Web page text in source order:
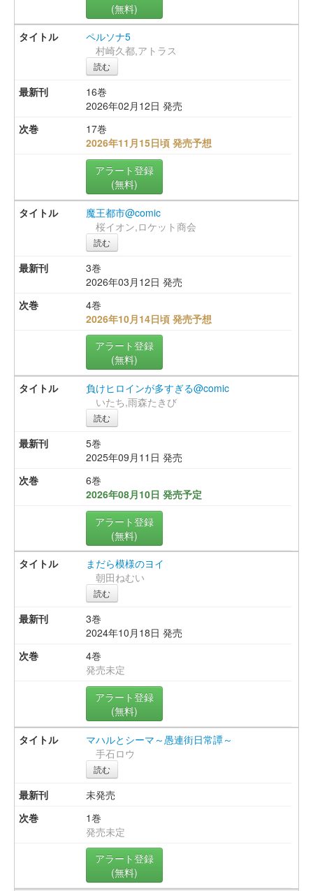
(無料)
ペルソナ5
村崎久都,アトラス
読む
16巻
2026年02月12日 発売
17巻
2026年11月15日頃 発売予想
アラート登録
(無料)
魔王都市@comic
桜イオン,ロケット商会
読む
3巻
2026年03月12日 発売
4巻
2026年10月14日頃 発売予想
アラート登録
(無料)
負けヒロインが多すぎる@comic
いたち,雨森たきび
読む
5巻
2025年09月11日 発売
6巻
2026年08月10日 発売予定
アラート登録
(無料)
まだら模様のヨイ
朝田ねむい
読む
3巻
2024年10月18日 発売
4巻
発売未定
アラート登録
(無料)
マハルとシーマ～愚連街日常譚～
手石ロウ
読む
未発売
1巻
発売未定
アラート登録
(無料)